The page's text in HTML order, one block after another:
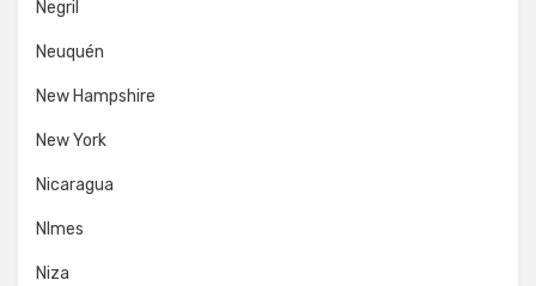
Negril
Neuquén
New Hampshire
New York
Nicaragua
NImes
Niza